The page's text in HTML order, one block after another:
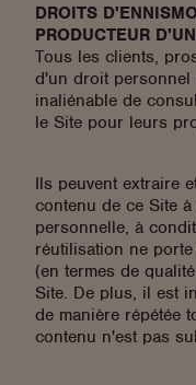
DROITS
PRODUCTEUR
Tous les clients,
d'un droit
inaliénable de
le Site pour leurs
Ils peuvent extraire
contenu de ce Site
personnelle, à
réutilisation ne
(en termes de
Site. De plus, il est
de manière répétée
contenu n'est pas